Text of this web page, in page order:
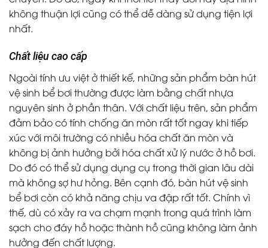
không thuận lợi cũng có thể dễ dàng sử dụng tiện lợi
nhất.
Chất liệu cao cấp
Ngoài tính ưu việt ở thiết kế, những sản phẩm bàn hút
vệ sinh bể bơithường được làm bằng chất nhựa
nguyên sinh ở phần thân. Với chất liệu trên, sản phẩm
đảm bảo có tính chống ăn mòn rất tốt ngay khi tiếp
xúc với môi trường có nhiều hóa chất ăn mòn và
không bị ảnh hưởng bởi hóa chất xử lý nước ở hồ bơi.
Do đó có thể sử dụng dụng cụ trong thời gian lâu dài
mà không sợ hư hỏng. Bên cạnh đó, bàn hút vệ sinh
bể bơicòn có khả năng chịu va đập rất tốt. Chính vì
thế, dù có xảy ra va chạm mạnh trong quá trình làm
sạch cho đáy hồ hoặc thành hồ cũng không làm ảnh
hưởng đến chất lượng.